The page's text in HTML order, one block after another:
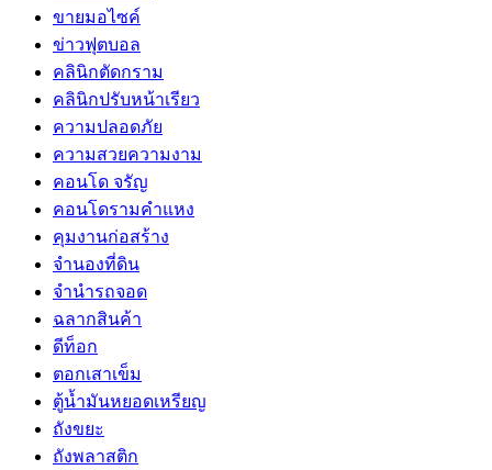
ขายมอไซค์
ข่าวฟุตบอล
คลินิกตัดกราม
คลินิกปรับหน้าเรียว
ความปลอดภัย
ความสวยความงาม
คอนโด จรัญ
คอนโดรามคำแหง
คุมงานก่อสร้าง
จำนองที่ดิน
จำนำรถจอด
ฉลากสินค้า
ดีท็อก
ตอกเสาเข็ม
ตู้น้ำมันหยอดเหรียญ
ถังขยะ
ถังพลาสติก